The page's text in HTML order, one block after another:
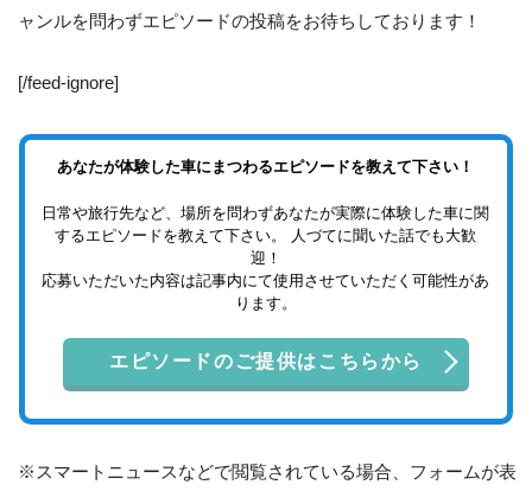
ャンルを問わずエピソードの投稿をお待ちしております！
[/feed-ignore]
あなたが体験した車にまつわるエピソードを教えて下さい！
日常や旅行先など、場所を問わずあなたが実際に体験した車に関
するエピソードを教えて下さい。 人づてに聞いた話でも大歓
迎！
応募いただいた内容は記事内にて使用させていただく可能性があ
ります。
エピソードのご提供はこちらから
※スマートニュースなどで閲覧されている場合、フォームが表